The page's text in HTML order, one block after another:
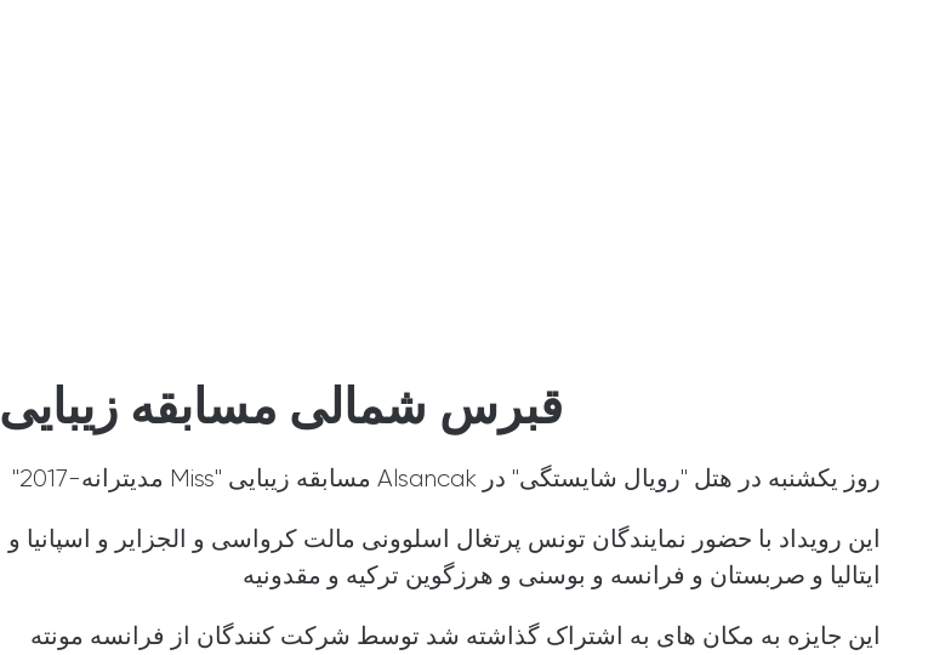
قبرس شمالی مسابقه زیبایی
روز یکشنبه در هتل "رویال شایستگی" در Alsancak مسابقه زیبایی "Miss مدیترانه-2017"
این رویداد با حضور نمایندگان تونس پرتغال اسلوونی مالت کرواسی و الجزایر و اسپانیا و
ایتالیا و صربستان و فرانسه و بوسنی و هرزگوین ترکیه و مقدونیه
این جایزه به مکان های به اشتراک گذاشته شد توسط شرکت کنندگان از فرانسه مونته